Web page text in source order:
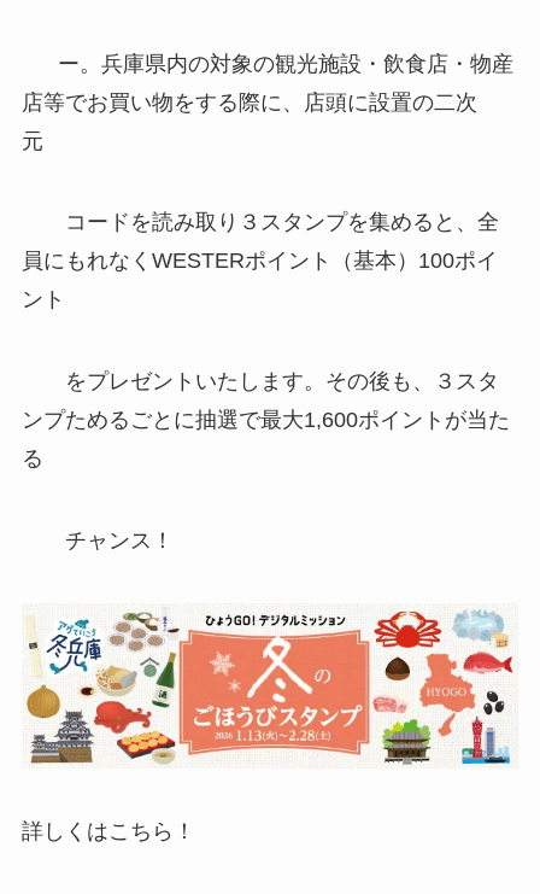
ー。兵庫県内の対象の観光施設・飲食店・物産
店等でお買い物をする際に、店頭に設置の二次
元
コードを読み取り３スタンプを集めると、全
員にもれなくWESTERポイント（基本）100ポイ
ント
をプレゼントいたします。その後も、３スタ
ンプためるごとに抽選で最大1,600ポイントが当た
る
チャンス！
詳しくはこちら！